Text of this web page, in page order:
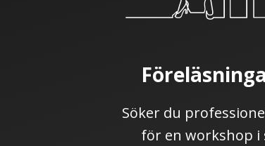
Söker du
för en workshop i